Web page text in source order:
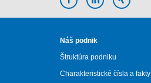
Náš podnik
Štruktúra podniku
Charakteristické čísla a fakty